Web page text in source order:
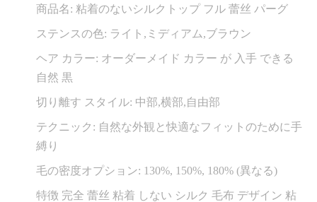
商品名: 粘着のないシルクトップ フル 蕾丝 パーグ
ステンスの色: ライト,ミディアム,ブラウン
ヘア カラー: オーダーメイド カラー が 入手 できる
自然 黒
切り離す スタイル: 中部,横部,自由部
テクニック: 自然な外観と快適なフィットのために手
縛り
毛の密度オプション: 130%, 150%, 180% (異なる)
特徴 完全 蕾丝 粘着 しない シルク 毛布 デザイン 粘